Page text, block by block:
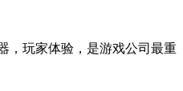
，玩家体验，是游戏公司最重